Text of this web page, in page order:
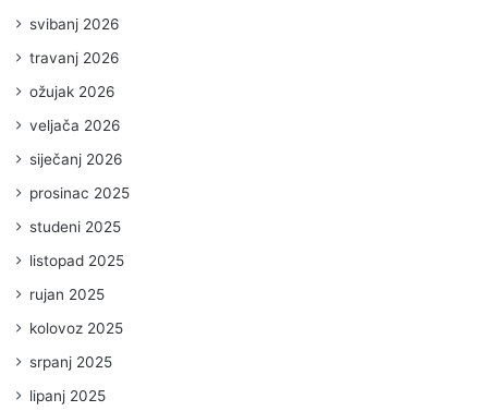
svibanj 2026
travanj 2026
ožujak 2026
veljača 2026
siječanj 2026
prosinac 2025
studeni 2025
listopad 2025
rujan 2025
kolovoz 2025
srpanj 2025
lipanj 2025